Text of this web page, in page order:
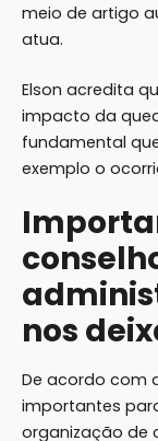
meio de artigo
atua.
Elson acredita
impacto da
fundamental
exemplo o
nos
De acordo com
importantes
organização de